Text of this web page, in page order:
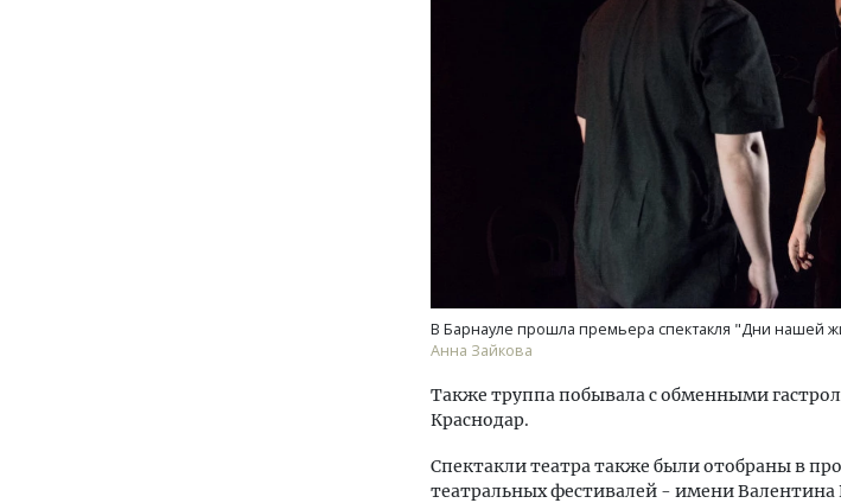
В Барнауле прошла премьера спектакля "Дни нашей
Анна Зайкова
Также труппа побывала с обменными
Краснодар.
Спектакли театра также были отобраны в
театральных фестивалей - имени Валентина